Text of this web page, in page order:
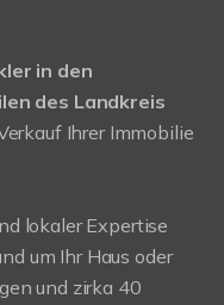
in den
des Landkreis
Ihrer Immobilie
lokaler Expertise
um Ihr Haus oder
und zirka 40